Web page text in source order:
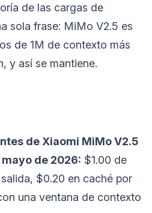
de las cargas de
sola frase: MiMo V2.5 es
de 1M de contexto más
y así se mantiene.
de Xiaomi MiMo V2.5
de 2026: $1.00 de
$0.20 en caché por
una ventana de contexto